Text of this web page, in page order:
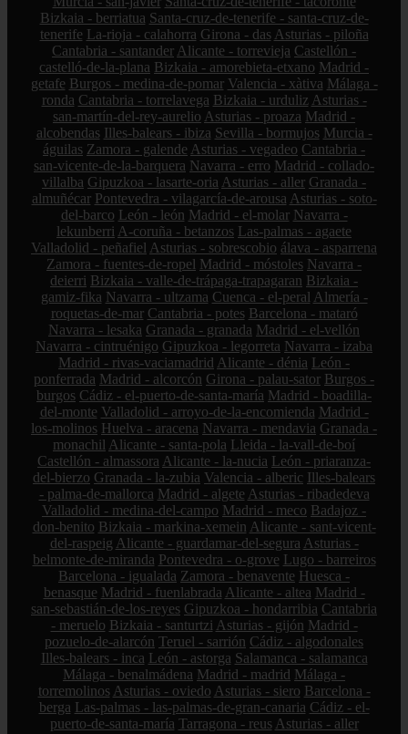
Bizkaia - berriatua Santa-cruz-de-tenerife - santa-cruz-de-
tenerife La-rioja - calahorra Girona - das Asturias - piloña
Cantabria - santander Alicante - torrevieja Castellón -
castelló-de-la-plana Bizkaia - amorebieta-etxano Madrid -
getafe Burgos - medina-de-pomar Valencia - xàtiva Málaga -
ronda Cantabria - torrelavega Bizkaia - urduliz Asturias -
san-martín-del-rey-aurelio Asturias - proaza Madrid -
alcobendas Illes-balears - ibiza Sevilla - bormujos Murcia -
águilas Zamora - galende Asturias - vegadeo Cantabria -
san-vicente-de-la-barquera Navarra - erro Madrid - collado-
villalba Gipuzkoa - lasarte-oria Asturias - aller Granada -
almuñécar Pontevedra - vilagarcía-de-arousa Asturias - soto-
del-barco León - león Madrid - el-molar Navarra -
lekunberri A-coruña - betanzos Las-palmas - agaete
Valladolid - peñafiel Asturias - sobrescobio álava - asparrena
Zamora - fuentes-de-ropel Madrid - móstoles Navarra -
deierri Bizkaia - valle-de-trápaga-trapagaran Bizkaia -
gamiz-fika Navarra - ultzama Cuenca - el-peral Almería -
roquetas-de-mar Cantabria - potes Barcelona - mataró
Navarra - lesaka Granada - granada Madrid - el-vellón
Navarra - cintruénigo Gipuzkoa - legorreta Navarra - izaba
Madrid - rivas-vaciamadrid Alicante - dénia León -
ponferrada Madrid - alcorcón Girona - palau-sator Burgos -
burgos Cádiz - el-puerto-de-santa-maría Madrid - boadilla-
del-monte Valladolid - arroyo-de-la-encomienda Madrid -
los-molinos Huelva - aracena Navarra - mendavia Granada -
monachil Alicante - santa-pola Lleida - la-vall-de-boí
Castellón - almassora Alicante - la-nucia León - priaranza-
del-bierzo Granada - la-zubia Valencia - alberic Illes-balears
- palma-de-mallorca Madrid - algete Asturias - ribadedeva
Valladolid - medina-del-campo Madrid - meco Badajoz -
don-benito Bizkaia - markina-xemein Alicante - sant-vicent-
del-raspeig Alicante - guardamar-del-segura Asturias -
belmonte-de-miranda Pontevedra - o-grove Lugo - barreiros
Barcelona - igualada Zamora - benavente Huesca -
benasque Madrid - fuenlabrada Alicante - altea Madrid -
san-sebastián-de-los-reyes Gipuzkoa - hondarribia Cantabria
- meruelo Bizkaia - santurtzi Asturias - gijón Madrid -
pozuelo-de-alarcón Teruel - sarrión Cádiz - algodonales
Illes-balears - inca León - astorga Salamanca - salamanca
Málaga - benalmádena Madrid - madrid Málaga -
torremolinos Asturias - oviedo Asturias - siero Barcelona -
berga Las-palmas - las-palmas-de-gran-canaria Cádiz - el-
puerto-de-santa-maría Tarragona - reus Asturias - aller